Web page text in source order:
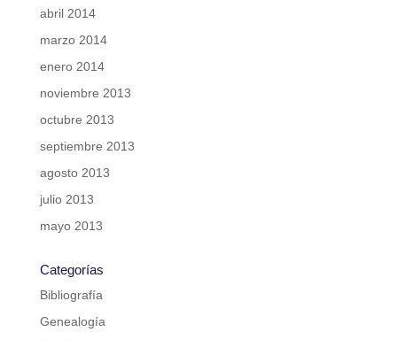
abril 2014
marzo 2014
enero 2014
noviembre 2013
octubre 2013
septiembre 2013
agosto 2013
julio 2013
mayo 2013
Categorías
Bibliografía
Genealogía